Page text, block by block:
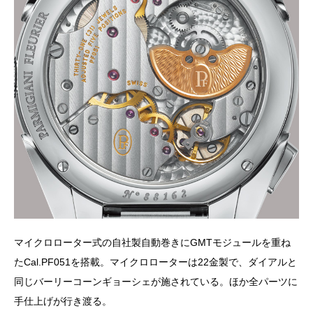
マイクロローター式の自社製自動巻きにGMTモジュールを重ね
たCal.PF051を搭載。マイクロローターは22金製で、ダイアルと
同じバーリーコーンギョーシェが施されている。ほか全パーツに
手仕上げが行き渡る。